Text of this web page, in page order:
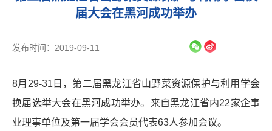
届大会在黑河成功举办
发布时间：2019-09-11
8月29-31日，第二届黑龙江省山野菜资源保护与利用学会
换届选举大会在黑河成功举办。来自黑龙江省内22家企事
业理事单位及第一届学会会员代表63人参加会议。